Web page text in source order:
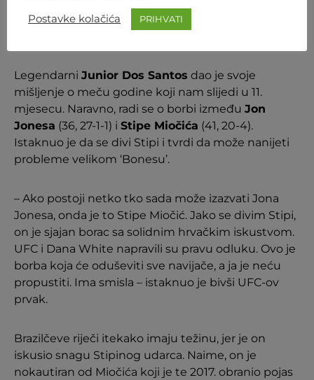
Legendarni Junior Dos Santos dao je svoje
mišljenje o meču godine koji nam slijedi u 11.
mjesecu. Naravno, radi se o borbi između Jon
Jonesa (36, 27-1-1) i Stipe Miočića (41, 20-4).
Istaknuo je da se divi Stipi i tvrdi da može nanijeti
probleme velikom ‘Bonesu’.
– Ako postoji netko tko sada može izazvati Jona
Jonesa, onda je to Stipe Miočić. Jako se divim Stipi,
on je sjajan borac sa solidnim hrvačkim iskustvom.
UFC i Dana White napravili su pravu odluku. Ovo je
borba koja će oduševiti sve navijače, a ja je neću
propustiti. Ima smisla – istaknuo je bivši UFC-ov
prvak.
Brazilčeve riječi itekako imaju težinu, jer je on
iskusio snagu Stipinog udarca. Naime, on je
nokautiran od Miočića koji je te 2017. obranio pojas
Postavke kolačića PRIHVATI